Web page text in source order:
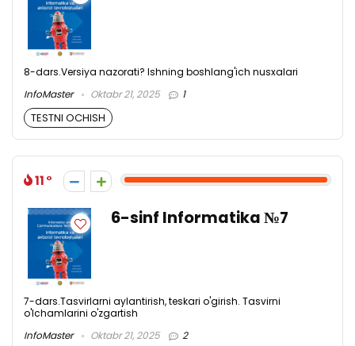
8-dars.Versiya nazorati? Ishning boshlang'ich nusxalari
InfoMaster
Oktabr 21, 2025 1
TESTNI OCHISH
11
6-sinf Informatika №7
7-dars.Tasvirlarni aylantirish, teskari o'girish. Tasvirni
o'lchamlarini o'zgartish
InfoMaster
Oktabr 21, 2025 2